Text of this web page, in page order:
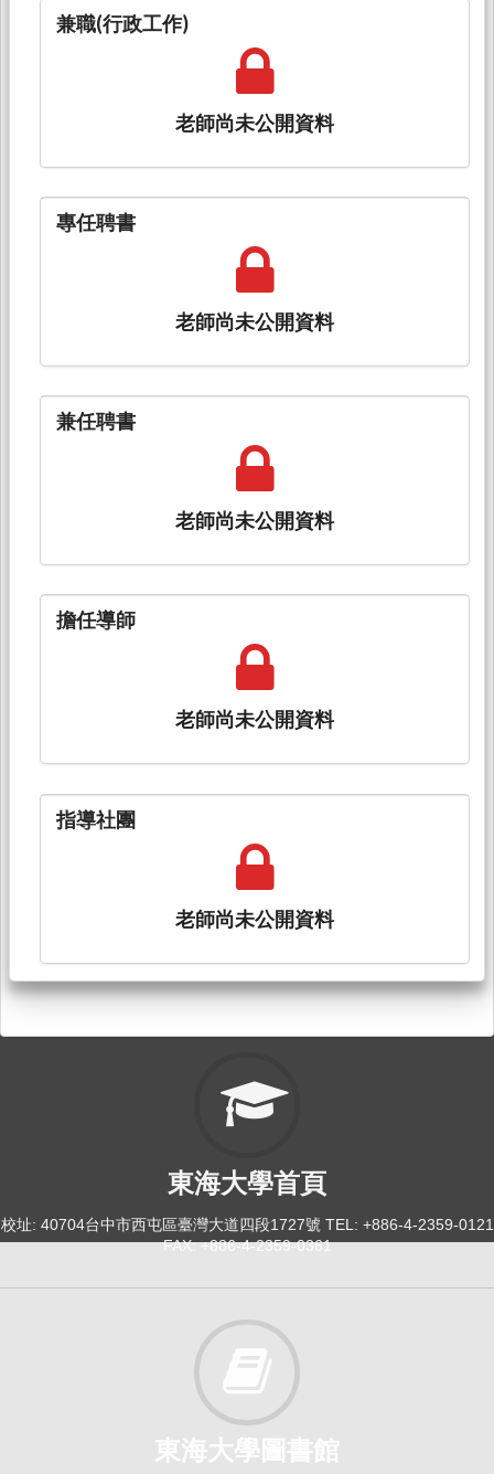
兼職(行政工作)
老師尚未公開資料
專任聘書
老師尚未公開資料
兼任聘書
老師尚未公開資料
擔任導師
老師尚未公開資料
指導社團
老師尚未公開資料
東海大學首頁
校址: 40704台中市西屯區臺灣大道四段1727號 TEL: +886-4-2359-0121
FAX: +886-4-2359-0361
東海大學圖書館